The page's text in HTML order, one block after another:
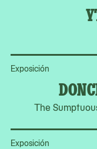
Exposición
The
Exposición